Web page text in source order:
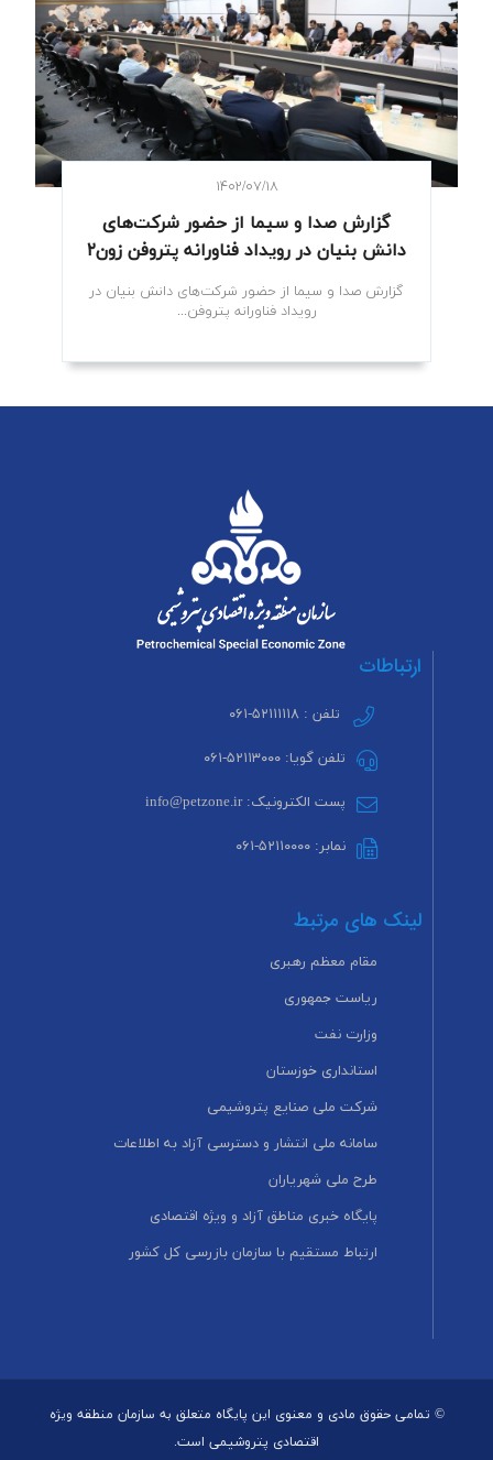
۱۴۰۲/۰۷/۱۸
گزارش صدا و سیما از حضور شرکت‌های
دانش بنیان در رویداد فناورانه پتروفن زون۲
گزارش صدا و سیما از حضور شرکت‌های دانش بنیان در
رویداد فناورانه پتروفن...
ارتباطات
تلفن : ۵۲۱۱۱۱۱۸-۰۶۱
تلفن گویا: ۵۲۱۱۳۰۰۰-۰۶۱
پست الکترونیک: info@petzone.ir
نمابر: ۵۲۱۱۰۰۰۰-۰۶۱
لینک های مرتبط
مقام معظم رهبری
ریاست جمهوری
وزارت نفت
استانداری خوزستان
شرکت ملی صنایع پتروشیمی
سامانه ملی انتشار و دسترسی آزاد به اطلاعات
طرح ملی شهریاران
پایگاه خبری مناطق آزاد و ویژه اقتصادی
ارتباط مستقیم با سازمان بازرسی کل کشور
© تمامی حقوق مادی و معنوی این پایگاه متعلق به سازمان منطقه ویژه
اقتصادی پتروشیمی است.